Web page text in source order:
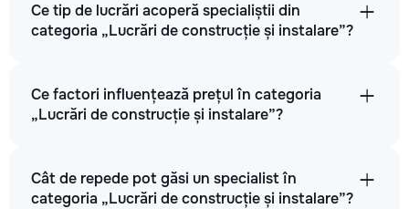
Ce tip de lucrări acoperă specialiștii din
categoria „Lucrări de construcție și instalare”?
Ce factori influențează prețul în categoria
„Lucrări de construcție și instalare”?
Cât de repede pot găsi un specialist în
categoria „Lucrări de construcție și instalare”?